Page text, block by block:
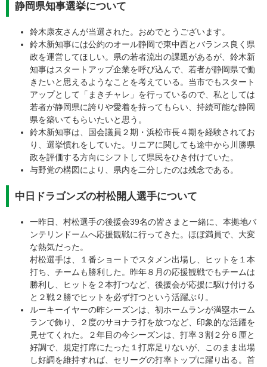
静岡県知事選挙について
鈴木康友さんが当選された。おめでとうございます。
鈴木新知事には公約のオール静岡で東中西とバランス良く県
政を運営してほしい。県の若者流出の課題があるが、鈴木新
知事はスタートアップ企業を呼び込んで、若者が静岡県で働
きたいと思えるようなことを考えている。当市でもスタート
アップとして「まきチャレ」を行っているので、私としては
若者が静岡県に誇りや愛着を持ってもらい、持続可能な静岡
県を築いてもらいたいと思う。
鈴木新知事は、国会議員２期・浜松市長４期を経験されてお
り、選挙慣れをしていた。リニアに関しても途中から川勝県
政を評価する方向にシフトして県民をひき付けていた。
与野党の構図により、県内を二分したのは残念である。
中日ドラゴンズの村松開人選手について
一昨日、村松選手の後援会39名の皆さまと一緒に、本拠地バ
ンテリンドームへ応援観戦に行ってきた。ほぼ満員で、大変
な熱気だった。
村松選手は、１番ショートでスタメン出場し、ヒットを１本
打ち、チームも勝利した。昨年８月の応援観戦でもチームは
勝利し、ヒットを２本打つなど、後援会が応援に駆け付ける
と２戦２勝でヒットを必ず打つという活躍ぶり。
ルーキーイヤーの昨シーズンは、初ホームランが満塁ホーム
ランで飾り、２度のサヨナラ打を放つなど、印象的な活躍を
見せてくれた。２年目の今シーズンは、打率３割２分６厘と
好調で、規定打席にたった１打席足りないが、このまま出場
し好調を維持すれば、セリーグの打率トップに躍り出る。首